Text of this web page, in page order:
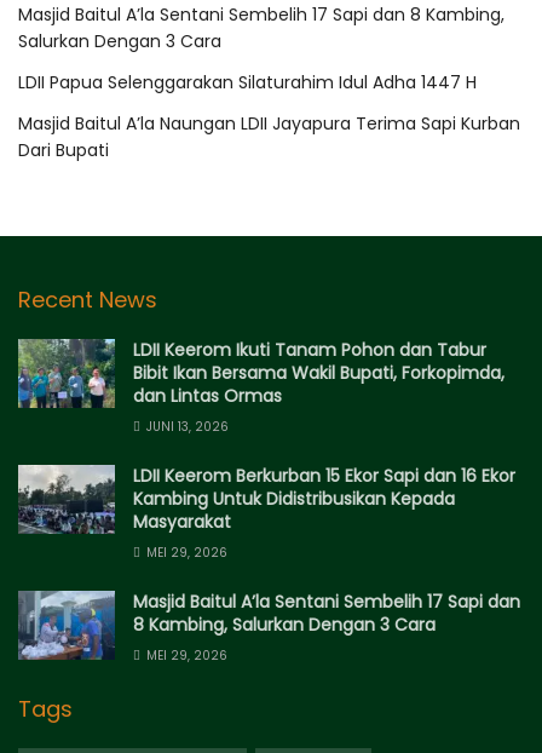
Masjid Baitul A’la Sentani Sembelih 17 Sapi dan 8 Kambing,
Salurkan Dengan 3 Cara
LDII Papua Selenggarakan Silaturahim Idul Adha 1447 H
Masjid Baitul A’la Naungan LDII Jayapura Terima Sapi Kurban
Dari Bupati
Recent News
LDII Keerom Ikuti Tanam Pohon dan Tabur
Bibit Ikan Bersama Wakil Bupati, Forkopimda,
dan Lintas Ormas
JUNI 13, 2026
LDII Keerom Berkurban 15 Ekor Sapi dan 16 Ekor
Kambing Untuk Didistribusikan Kepada
Masyarakat
MEI 29, 2026
Masjid Baitul A’la Sentani Sembelih 17 Sapi dan
8 Kambing, Salurkan Dengan 3 Cara
MEI 29, 2026
Tags